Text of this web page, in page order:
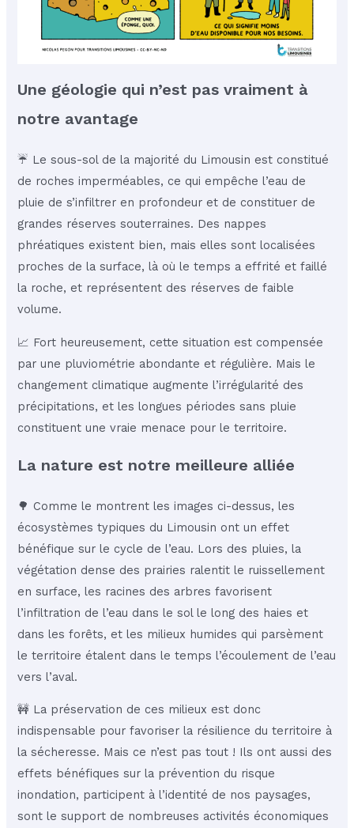
Une géologie qui n’est pas vraiment à
notre avantage
☔️ Le sous-sol de la majorité du Limousin est constitué
de roches imperméables, ce qui empêche l’eau de
pluie de s’infiltrer en profondeur et de constituer de
grandes réserves souterraines. Des nappes
phréatiques existent bien, mais elles sont localisées
proches de la surface, là où le temps a effrité et faillé
la roche, et représentent des réserves de faible
volume.
📈 Fort heureusement, cette situation est compensée
par une pluviométrie abondante et régulière. Mais le
changement climatique augmente l’irrégularité des
précipitations, et les longues périodes sans pluie
constituent une vraie menace pour le territoire.
La nature est notre meilleure alliée
🌳 Comme le montrent les images ci-dessus, les
écosystèmes typiques du Limousin ont un effet
bénéfique sur le cycle de l’eau. Lors des pluies, la
végétation dense des prairies ralentit le ruissellement
en surface, les racines des arbres favorisent
l’infiltration de l’eau dans le sol le long des haies et
dans les forêts, et les milieux humides qui parsèment
le territoire étalent dans le temps l’écoulement de l’eau
vers l’aval.
🚧 La préservation de ces milieux est donc
indispensable pour favoriser la résilience du territoire à
la sécheresse. Mais ce n’est pas tout ! Ils ont aussi des
effets bénéfiques sur la prévention du risque
inondation, participent à l’identité de nos paysages,
sont le support de nombreuses activités économiques